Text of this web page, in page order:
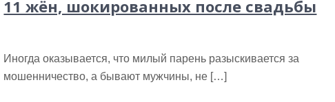
11 жён, шокированных после свадьбы
Иногда оказывается, что милый парень разыскивается за
мошенничество, а бывают мужчины, не […]